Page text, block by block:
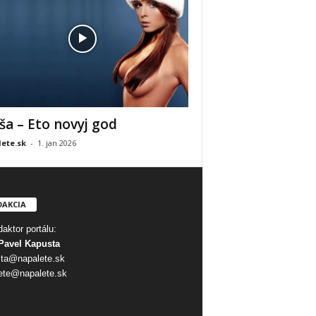
– Eto novyj god
- 1. jan 2026
portálu:
Kapusta